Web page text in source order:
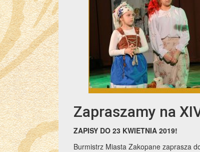
Zapraszamy na
ZAPISY DO 23 KWIETNIA 2019!
Burmistrz Miasta Zakopane zaprasza